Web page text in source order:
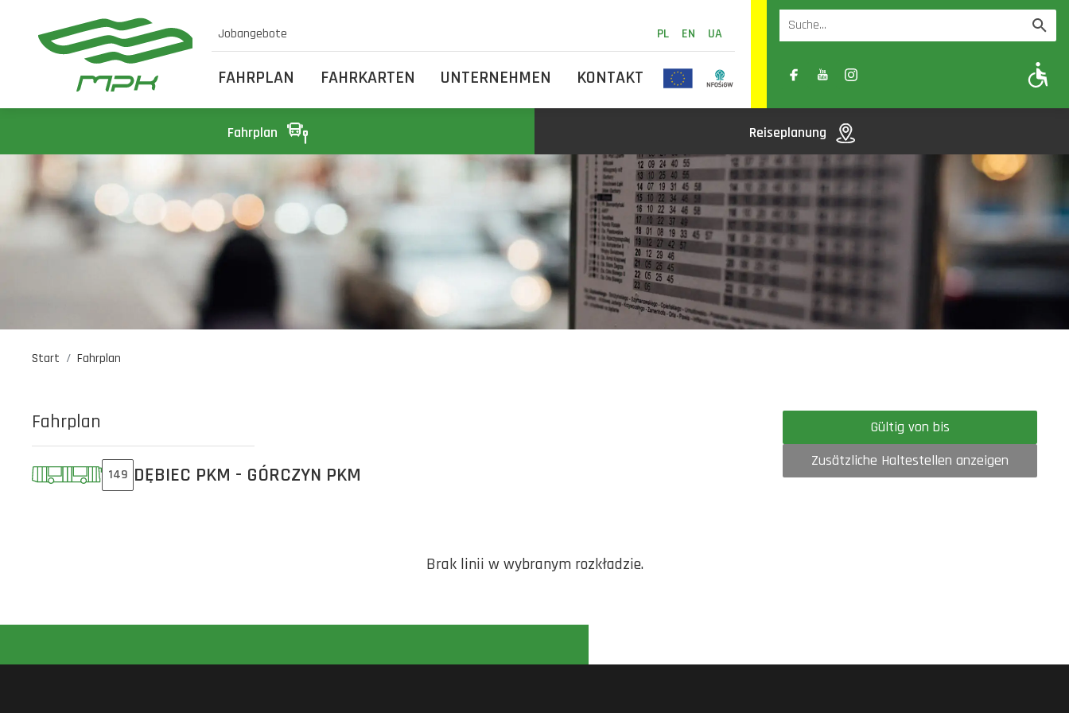
Jobangebote PL EN UA
FAHRPLAN FAHRKARTEN UNTERNEHMEN KONTAKT A- A A+
Fahrplan Reiseplanung
Start Fahrplan
Fahrplan
149 DĘBIEC PKM - GÓRCZYN PKM
Gültig von bis
Zusätzliche Haltestellen anzeigen
Brak linii w wybranym rozkładzie.